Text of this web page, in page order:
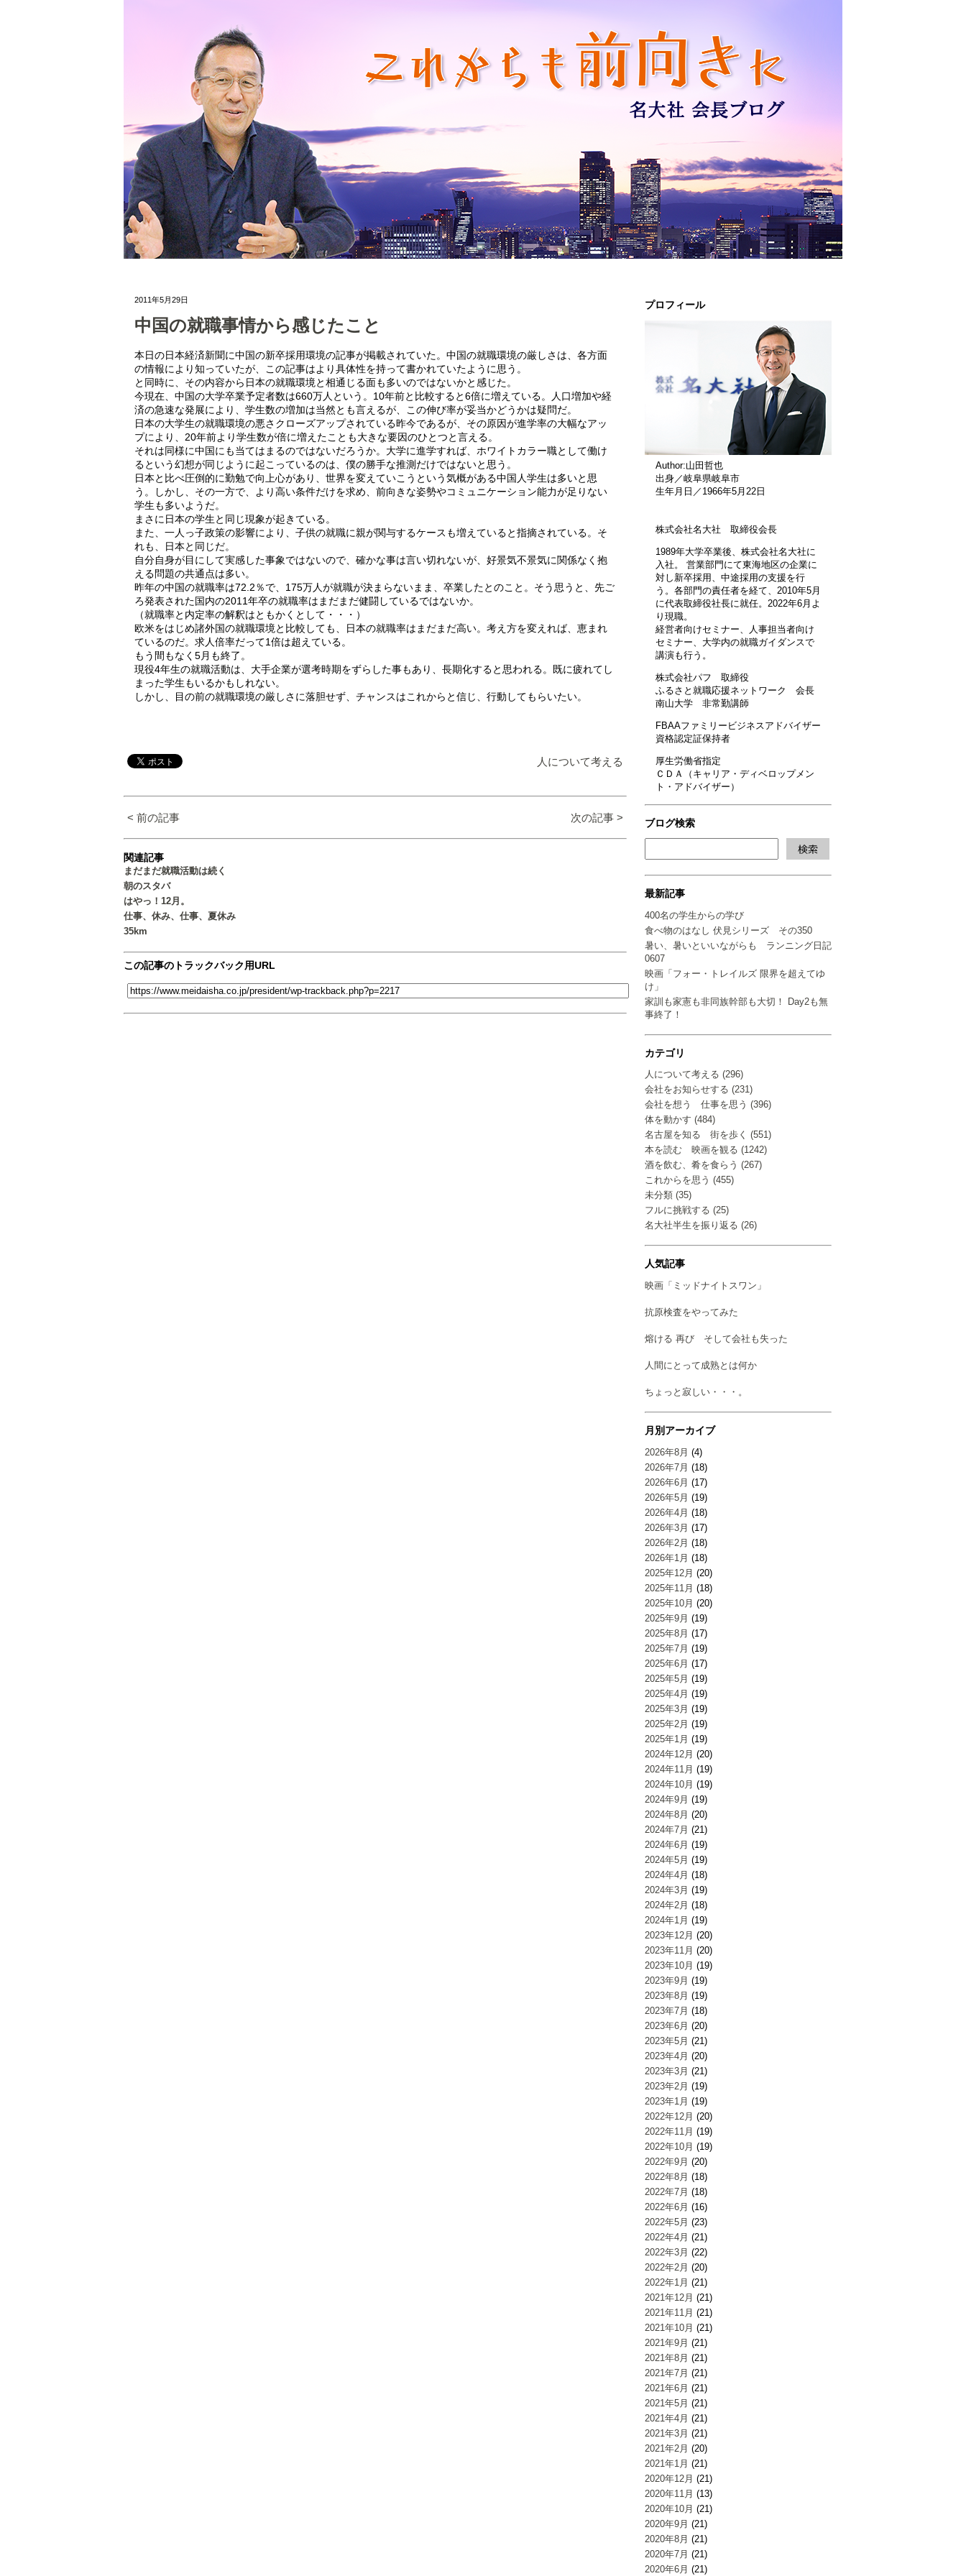
プロフィール
Author:山田哲也
出身／岐阜県岐阜市
生年月日／1966年5月22日
株式会社名大社 取締役会長
1989年大学卒業後、株式会社名大社に
入社。 営業部門にて東海地区の企業に
対し新卒採用、中途採用の支援を行
う。各部門の責任者を経て、2010年5月
に代表取締役社長に就任。2022年6月よ
り現職。
経営者向けセミナー、人事担当者向け
セミナー、大学内の就職ガイダンスで
講演も行う。
株式会社パフ 取締役
ふるさと就職応援ネットワーク 会長
南山大学 非常勤講師
FBAAファミリービジネスアドバイザー
資格認定証保持者
厚生労働省指定
ＣＤＡ（キャリア・ディベロップメン
ト・アドバイザー）
ブログ検索
最新記事
400名の学生からの学び
食べ物のはなし 伏見シリーズ その350
暑い、暑いといいながらも ランニング日記
0607
映画「フォー・トレイルズ 限界を超えてゆ
け」
家訓も家憲も非同族幹部も大切！ Day2も無
事終了！
カテゴリ
人について考える (296)
会社をお知らせする (231)
会社を想う 仕事を思う (396)
体を動かす (484)
名古屋を知る 街を歩く (551)
本を読む 映画を観る (1242)
酒を飲む、肴を食らう (267)
これからを思う (455)
未分類 (35)
フルに挑戦する (25)
名大社半生を振り返る (26)
人気記事
映画「ミッドナイトスワン」
抗原検査をやってみた
熔ける 再び そして会社も失った
人間にとって成熟とは何か
ちょっと寂しい・・・。
月別アーカイブ
2026年8月 (4)
2026年7月 (18)
2026年6月 (17)
2026年5月 (19)
2026年4月 (18)
2026年3月 (17)
2026年2月 (18)
2026年1月 (18)
2025年12月 (20)
2025年11月 (18)
2025年10月 (20)
2025年9月 (19)
2025年8月 (17)
2025年7月 (19)
2025年6月 (17)
2025年5月 (19)
2025年4月 (19)
2025年3月 (19)
2025年2月 (19)
2025年1月 (19)
2024年12月 (20)
2024年11月 (19)
2024年10月 (19)
2024年9月 (19)
2024年8月 (20)
2024年7月 (21)
2024年6月 (19)
2024年5月 (19)
2024年4月 (18)
2024年3月 (19)
2024年2月 (18)
2024年1月 (19)
2023年12月 (20)
2023年11月 (20)
2023年10月 (19)
2023年9月 (19)
2023年8月 (19)
2023年7月 (18)
2023年6月 (20)
2023年5月 (21)
2023年4月 (20)
2023年3月 (21)
2023年2月 (19)
2023年1月 (19)
2022年12月 (20)
2022年11月 (19)
2022年10月 (19)
2022年9月 (20)
2022年8月 (18)
2022年7月 (18)
2022年6月 (16)
2022年5月 (23)
2022年4月 (21)
2022年3月 (22)
2022年2月 (20)
2022年1月 (21)
2021年12月 (21)
2021年11月 (21)
2021年10月 (21)
2021年9月 (21)
2021年8月 (21)
2021年7月 (21)
2021年6月 (21)
2021年5月 (21)
2021年4月 (21)
2021年3月 (21)
2021年2月 (20)
2021年1月 (21)
2020年12月 (21)
2020年11月 (13)
2020年10月 (21)
2020年9月 (21)
2020年8月 (21)
2020年7月 (21)
2020年6月 (21)
2011年5月29日
中国の就職事情から感じたこと
本日の日本経済新聞に中国の新卒採用環境の記事が掲載されていた。中国の就職環境の厳しさは、各方面
の情報により知っていたが、この記事はより具体性を持って書かれていたように思う。
と同時に、その内容から日本の就職環境と相通じる面も多いのではないかと感じた。
今現在、中国の大学卒業予定者数は660万人という。10年前と比較すると6倍に増えている。人口増加や経
済の急速な発展により、学生数の増加は当然とも言えるが、この伸び率が妥当かどうかは疑問だ。
日本の大学生の就職環境の悪さクローズアップされている昨今であるが、その原因が進学率の大幅なアッ
プにより、20年前より学生数が倍に増えたことも大きな要因のひとつと言える。
それは同様に中国にも当てはまるのではないだろうか。大学に進学すれば、ホワイトカラー職として働け
るという幻想が同じように起こっているのは、僕の勝手な推測だけではないと思う。
日本と比べ圧倒的に勤勉で向上心があり、世界を変えていこうという気概がある中国人学生は多いと思
う。しかし、その一方で、より高い条件だけを求め、前向きな姿勢やコミュニケーション能力が足りない
学生も多いようだ。
まさに日本の学生と同じ現象が起きている。
また、一人っ子政策の影響により、子供の就職に親が関与するケースも増えていると指摘されている。そ
れも、日本と同じだ。
自分自身が目にして実感した事象ではないので、確かな事は言い切れないが、好景気不景気に関係なく抱
える問題の共通点は多い。
昨年の中国の就職率は72.2％で、175万人が就職が決まらないまま、卒業したとのこと。そう思うと、先ご
ろ発表された国内の2011年卒の就職率はまだまだ健闘しているではないか。
（就職率と内定率の解釈はともかくとして・・・）
欧米をはじめ諸外国の就職環境と比較しても、日本の就職率はまだまだ高い。考え方を変えれば、恵まれ
ているのだ。求人倍率だって1倍は超えている。
もう間もなく5月も終了。
現役4年生の就職活動は、大手企業が選考時期をずらした事もあり、長期化すると思われる。既に疲れてし
まった学生もいるかもしれない。
しかし、目の前の就職環境の厳しさに落胆せず、チャンスはこれからと信じ、行動してもらいたい。
人について考える
< 前の記事 次の記事 >
関連記事
まだまだ就職活動は続く
朝のスタバ
はやっ！12月。
仕事、休み、仕事、夏休み
35km
この記事のトラックバック用URL